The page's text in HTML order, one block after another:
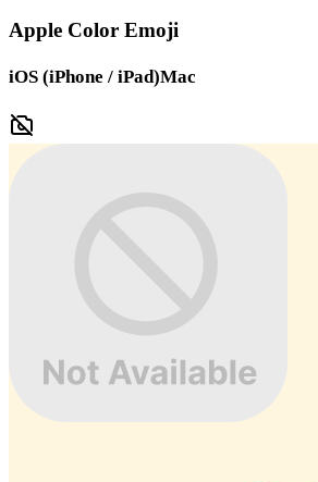
Apple Color Emoji
iOS (iPhone / iPad)Mac